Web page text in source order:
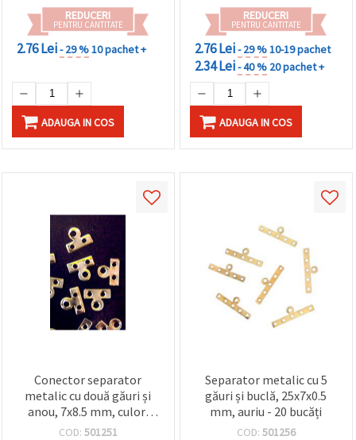
REDUCERI
PENTRU CANTITATE
2.76 Lei- 29 %10 pachet +
ADAUGA IN COS
REDUCERI
PENTRU CANTITATE
2.76 Lei- 29 %10-19 pachet
2.34 Lei- 40 % 20 pachet +
ADAUGA IN COS
Conector separator
metalic cu două găuri și
anou, 7x8.5 mm, culori
asortate, set 50 bucăți
COD: 501251
Separator metalic cu 5
găuri și buclă, 25x7x0.5
mm, auriu - 20 bucăți
COD: 501256